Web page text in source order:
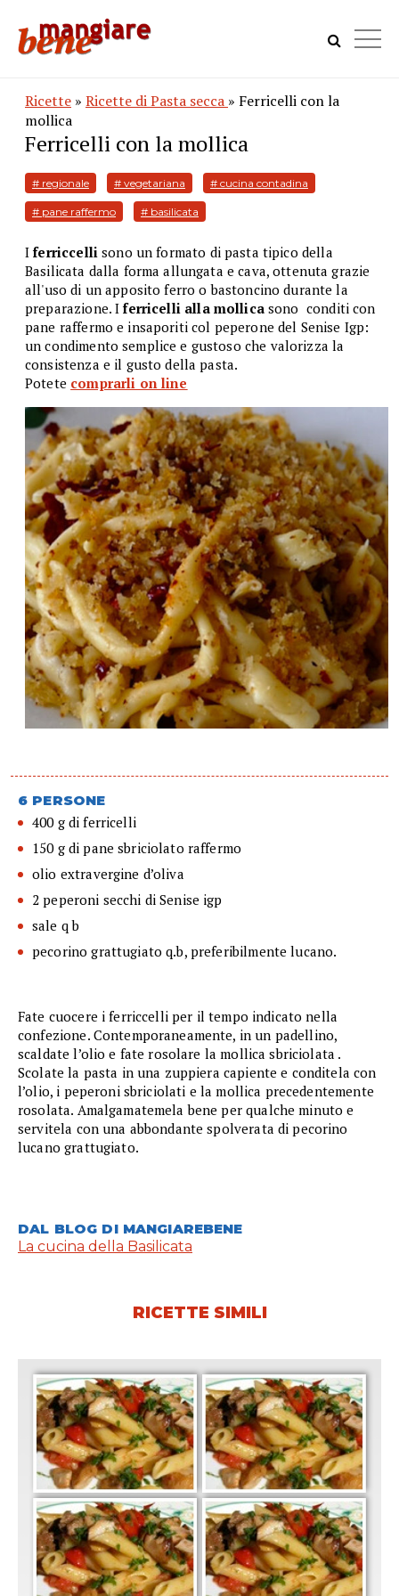
Ricette » Ricette di Pasta secca » Ferricelli con la
mollica
Ferricelli con la mollica
# regionale # vegetariana # cucina contadina
# pane raffermo # basilicata
Iferriccellisono un formato di pasta tipico della
Basilicata dalla forma allungata e cava, ottenuta grazie
all'uso di un apposito ferro o bastoncino durante la
preparazione. Iferricelli alla mollicasono conditi con
pane raffermo e insaporiti col peperone del Senise Igp:
un condimento semplice e gustoso che valorizza la
consistenza e il gusto della pasta.
Potete comprarli on line
6 PERSONE
400 g di ferricelli
150 g di pane sbriciolato raffermo
olio extravergine d’oliva
2 peperoni secchi di Senise igp
sale q b
pecorino grattugiato q.b, preferibilmente lucano.
Fate cuocere i ferriccelli per il tempo indicato nella
confezione. Contemporaneamente, in un padellino,
scaldate l’olio e fate rosolare la mollica sbriciolata .
Scolate la pasta in una zuppiera capiente e conditela con
l’olio, i peperoni sbriciolati e la mollica precedentemente
rosolata. Amalgamatemela bene per qualche minuto e
servitela con una abbondante spolverata di pecorino
lucano grattugiato.
DAL BLOG DI MANGIAREBENE
La cucina della Basilicata
RICETTE SIMILI